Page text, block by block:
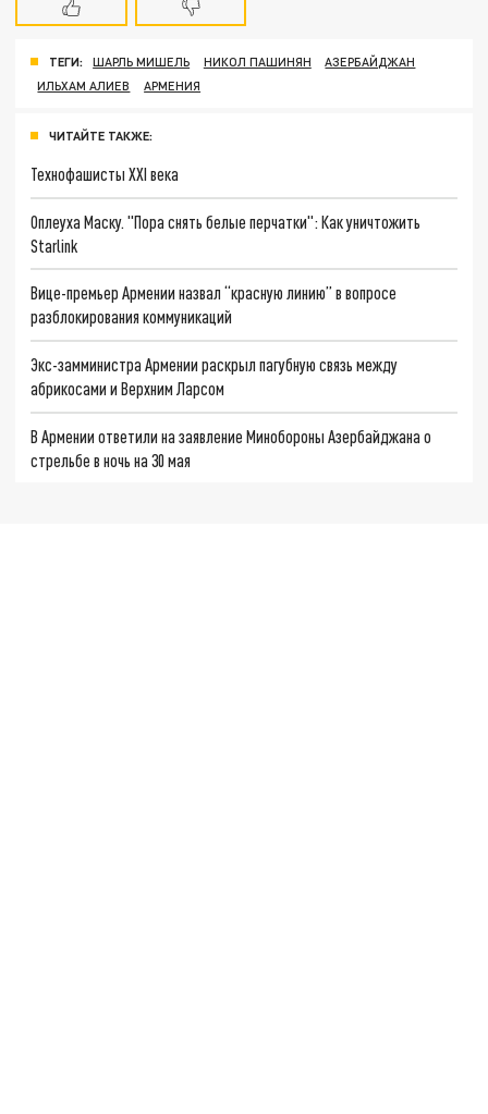
ТЕГИ: ШАРЛЬ МИШЕЛЬ НИКОЛ ПАШИНЯН
АЗЕРБАЙДЖАН
ИЛЬХАМ АЛИЕВ
АРМЕНИЯ
ЧИТАЙТЕ ТАКЖЕ:
Технофашисты XXI века
Оплеуха Маску. "Пора снять белые перчатки": Как уничтожить
Starlink
Вице-премьер Армении назвал “красную линию” в вопросе
разблокирования коммуникаций
Экс-замминистра Армении раскрыл пагубную связь между
абрикосами и Верхним Ларсом
В Армении ответили на заявление Минобороны Азербайджана о
стрельбе в ночь на 30 мая